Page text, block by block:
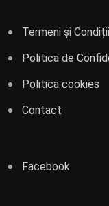
Termeni și Condiții
Politica de
Politica cookies
Contact
Facebook